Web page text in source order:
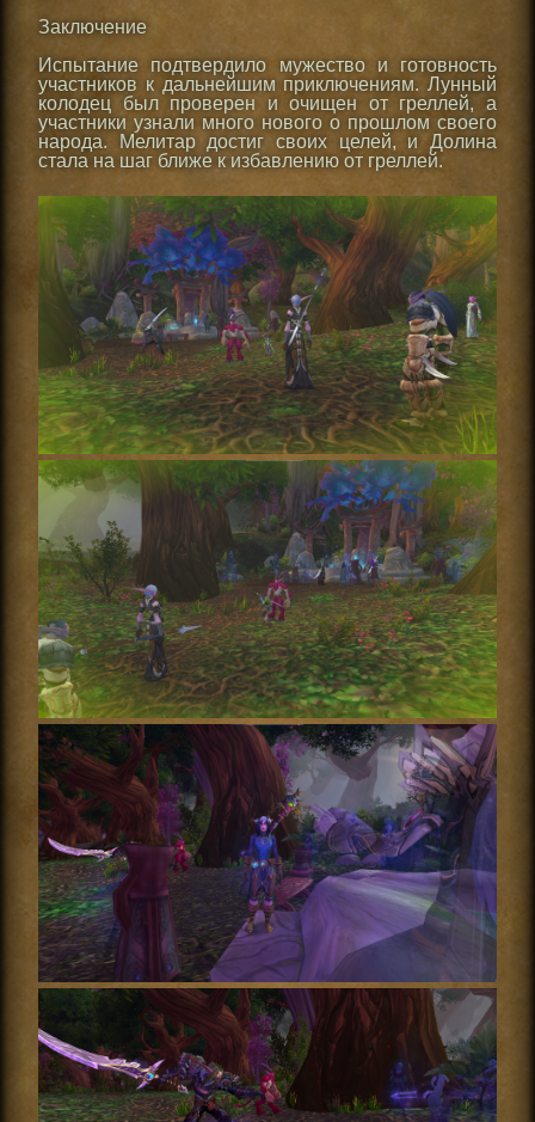
Заключение
Испытание подтвердило мужество и готовность
участников к дальнейшим приключениям. Лунный
колодец был проверен и очищен от греллей, а
участники узнали много нового о прошлом своего
народа. Мелитар достиг своих целей, и Долина
стала на шаг ближе к избавлению от греллей.